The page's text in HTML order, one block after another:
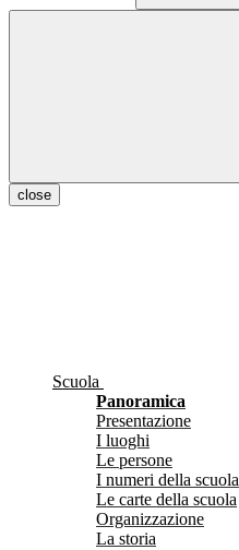
close
Scuola
Panoramica
Presentazione
I luoghi
Le persone
I numeri della scuola
Le carte della scuola
Organizzazione
La storia